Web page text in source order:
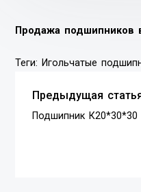
Продажа
Теги: Игольчатые
Предыдущая
Подшипник К20*30*30